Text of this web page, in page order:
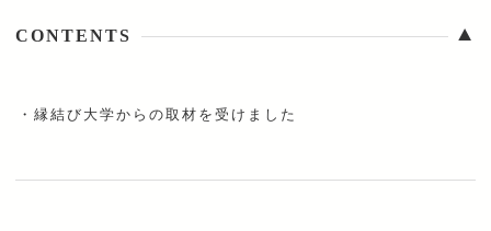
CONTENTS ▼
・ 縁結び大学からの取材を受けました